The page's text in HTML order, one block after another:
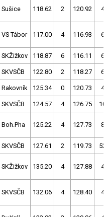
Sušice 118.62 2 120.92 4
VS Tábor 117.00 4 116.93 6
SKŽižkov 118.87 6 116.11 6
SKVSČB 122.80 2 118.27 6
Rakovník 125.34 0 120.73 4
SKVSČB 124.57 4 126.75 10
Boh.Pha 125.22 4 127.73 8
SKVSČB 127.61 2 119.73 52
SKŽižkov 135.20 4 127.88 4
SKVSČB 132.06 4 128.40 4